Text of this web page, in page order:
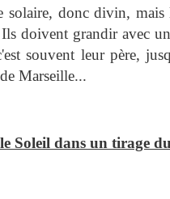
solaire, donc divin, mais
doivent grandir avec
souvent leur père,
Marseille...
Soleil dans un tirage